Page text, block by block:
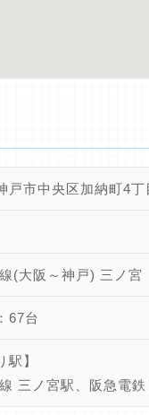
戸市中央区加納町4丁
(大阪～神戸) 三ノ宮
67台
駅】
三ノ宮駅、阪急電